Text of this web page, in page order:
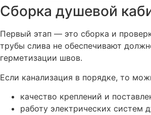
Сборка душевой
Первый этап — это сборка и
трубы слива не обеспечивают
герметизации швов.
Если канализация в порядке, то
качество креплений и
работу электрических систем